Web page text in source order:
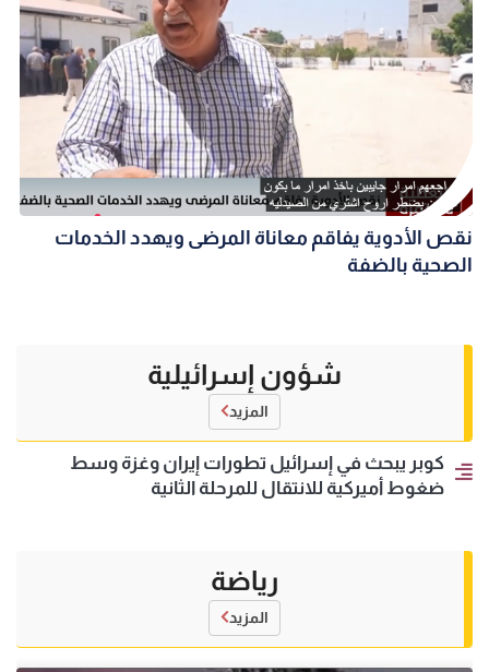
نقص الأدوية يفاقم معاناة المرضى ويهدد الخدمات
الصحية بالضفة
شؤون إسرائيلية
المزيد
كوبر يبحث في إسرائيل تطورات إيران وغزة وسط
ضغوط أميركية للانتقال للمرحلة الثانية
رياضة
المزيد